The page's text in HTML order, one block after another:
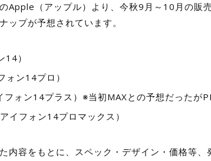
Apple（アップル）より、今秋9月～10月の販
ップが予想されています。
）
ン14プロ）
ォン14プラス）※当初MAXとの予想だったが
フォン14プロマックス）
内容をもとに、スペック・デザイン・価格等